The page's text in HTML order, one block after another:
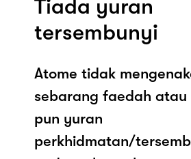
Tiada yuran
tersembunyi
Atome tidak
sebarang faedah
pun yuran
perkhidmatan/